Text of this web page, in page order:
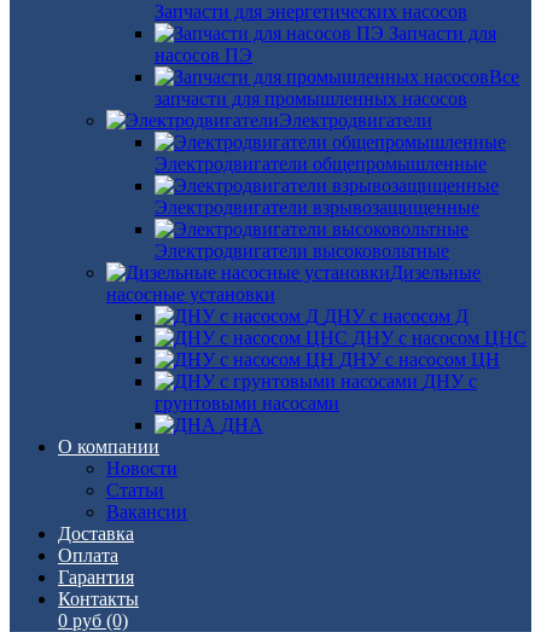
Запчасти для энергетических насосов
Запчасти для
насосов ПЭ
Все
запчасти для промышленных насосов
Электродвигатели
Электродвигатели общепромышленные
Электродвигатели взрывозащищенные
Электродвигатели высоковольтные
Дизельные
насосные установки
ДНУ с насосом Д
ДНУ с насосом ЦНС
ДНУ с насосом ЦН
ДНУ с
грунтовыми насосами
ДНА
О компании
Новости
Статьи
Вакансии
Доставка
Оплата
Гарантия
Контакты
0 руб (0)